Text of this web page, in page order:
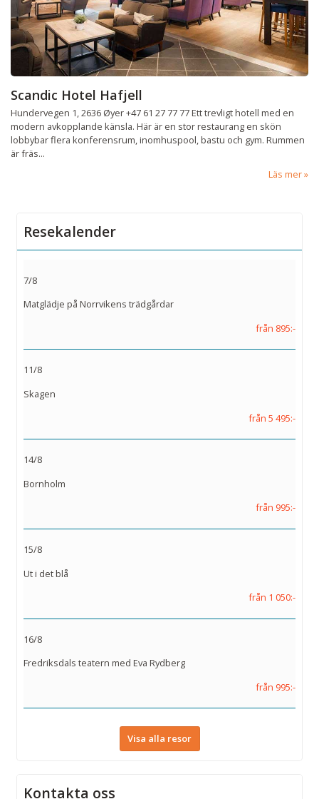
Scandic Hotel Hafjell
Hundervegen 1, 2636 Øyer +47 61 27 77 77 Ett trevligt hotell med en
modern avkopplande känsla. Här är en stor restaurang en skön
lobbybar flera konferensrum, inomhuspool, bastu och gym. Rummen
är fräs...
Läs mer
Resekalender
7/8
Matglädje på Norrvikens trädgårdar
från 895:-
11/8
Skagen
från 5 495:-
14/8
Bornholm
från 995:-
15/8
Ut i det blå
från 1 050:-
16/8
Fredriksdals teatern med Eva Rydberg
från 995:-
Visa alla resor
Kontakta oss